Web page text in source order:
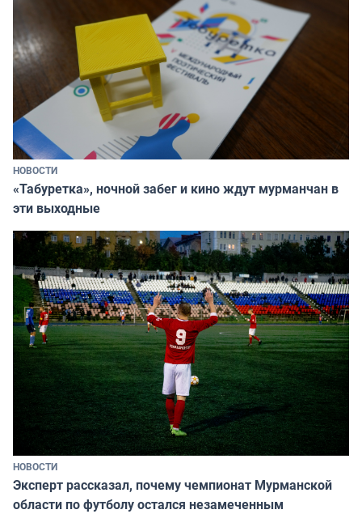
НОВОСТИ
«Табуретка», ночной забег и кино ждут мурманчан в
эти выходные
НОВОСТИ
Эксперт рассказал, почему чемпионат Мурманской
области по футболу остался незамеченным